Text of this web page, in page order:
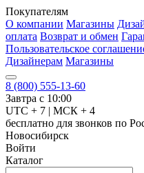
Покупателям
О компании Магазины
оплата Возврат и обмен
Пользовательское
Дизайнерам Магазины
8 (800) 555-13-60
Завтра с 10:00
UTC + 7 | МСК + 4
бесплатно для звонков по
Новосибирск
Войти
Каталог